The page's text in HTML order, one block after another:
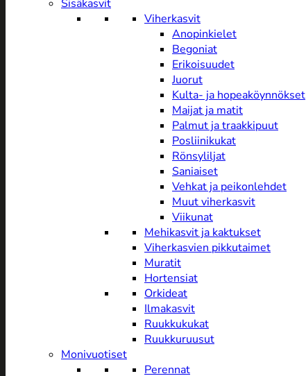
Sisäkasvit
Viherkasvit
Anopinkielet
Begoniat
Erikoisuudet
Juorut
Kulta- ja hopeaköynnökset
Maijat ja matit
Palmut ja traakkipuut
Posliinikukat
Rönsyliljat
Saniaiset
Vehkat ja peikonlehdet
Muut viherkasvit
Viikunat
Mehikasvit ja kaktukset
Viherkasvien pikkutaimet
Muratit
Hortensiat
Orkideat
Ilmakasvit
Ruukkukukat
Ruukkuruusut
Monivuotiset
Perennat